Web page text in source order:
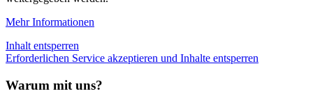
Mehr Informationen
Inhalt entsperren
Erforderlichen Service akzeptieren und Inhalte entsperren
Warum mit uns?